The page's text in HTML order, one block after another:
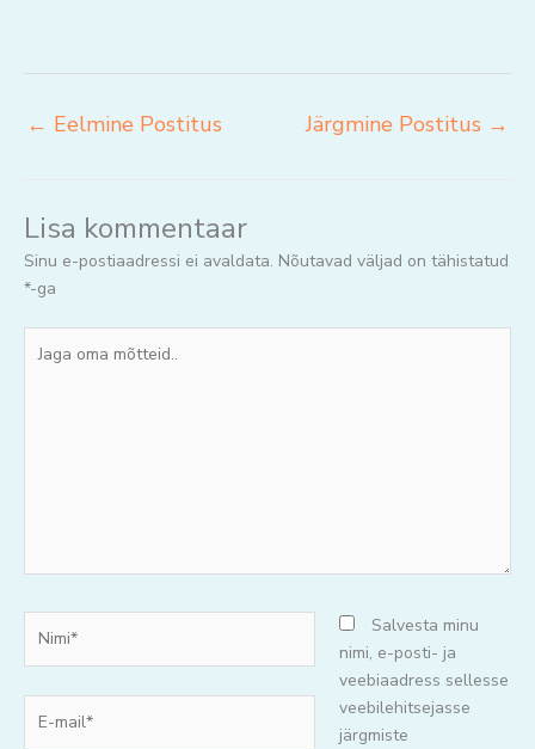
← Eelmine Postitus Järgmine Postitus →
Lisa kommentaar
Sinu e-postiaadressi ei avaldata. Nõutavad väljad on tähistatud
*-ga
oma
mail*
Salvesta minu
nimi, e-posti- ja
veebiaadress sellesse
veebilehitsejasse
järgmiste